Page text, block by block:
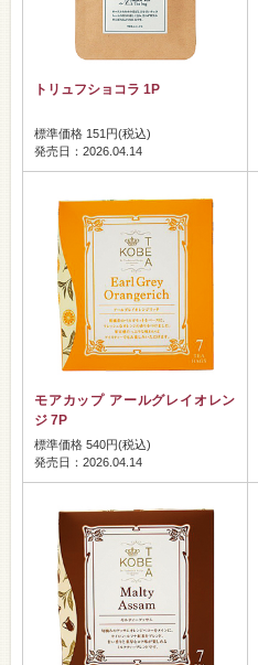
トリュフショコラ 1P
標準価格 151円(税込)
発売日：2026.04.14
モアカップ アールグレイオレン
ジ 7P
標準価格 540円(税込)
発売日：2026.04.14